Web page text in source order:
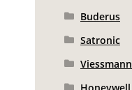
Buderus
Satronic
Viessmann
Honeywell